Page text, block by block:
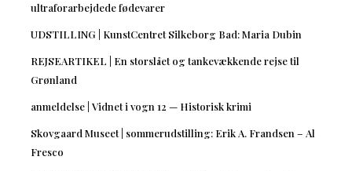
ultraforarbejdede fødevarer
UDSTILLING | KunstCentret Silkeborg Bad: Maria Dubin
REJSEARTIKEL | En storslået og tankevækkende rejse til
Grønland
anmeldelse | Vidnet i vogn 12 — Historisk krimi
Skovgaard Museet | sommerudstilling: Erik A. Frandsen – Al
Fresco